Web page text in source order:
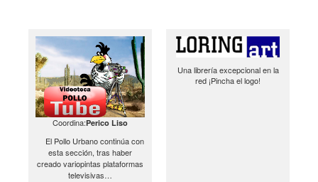
Coordina:Perico Liso
El Pollo Urbano continúa con
esta sección, tras haber
creado variopintas plataformas
televisivas…
Una librería excepcional en la
red ¡Pincha el logo!